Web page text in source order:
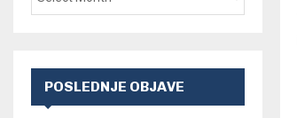
POSLEDNJE OBJAVE